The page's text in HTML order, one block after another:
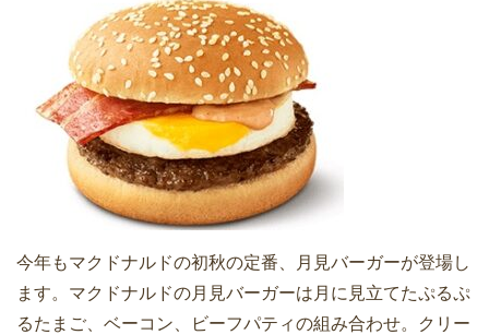
今年もマクドナルドの初秋の定番、月見バーガーが登場し
ます。マクドナルドの月見バーガーは月に見立てたぷるぷ
るたまご、ベーコン、ビーフパティの組み合わせ。クリー